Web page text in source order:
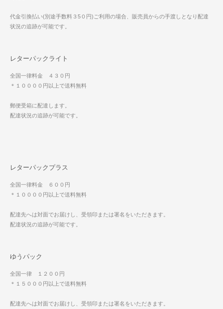
代金引換払い(別途手数料３5０円)ご利用の場合、販売員からの手渡しとなり配達
状況の追跡が可能です。
レターパックライト
全国一律料金 ４３０円
＊１００００円以上で送料無料
郵便受箱に配達します。
配達状況の追跡が可能です。
レターパックプラス
全国一律料金 ６００円
＊１００００円以上で送料無料
配達先へは対面でお届けし、受領印または署名をいただきます。
配達状況の追跡が可能です。
ゆうパック
全国一律 １２００円
＊１５０００円以上で送料無料
配達先へは対面でお届けし、受領印または署名をいただきます。